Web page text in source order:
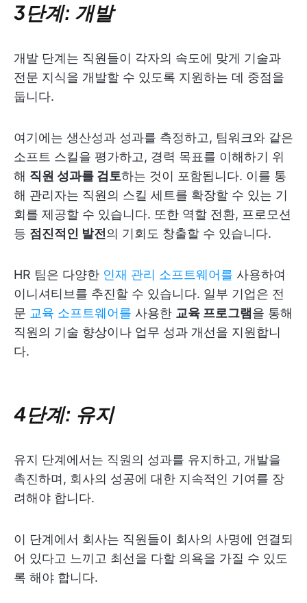
3단계: 개발
개발 단계는 직원들이 각자의 속도에 맞게 기술과
전문 지식을 개발할 수 있도록 지원하는 데 중점을
둡니다.
여기에는 생산성과 성과를 측정하고, 팀워크와 같은
소프트 스킬을 평가하고, 경력 목표를 이해하기 위
해 직원 성과를 검토하는 것이 포함됩니다. 이를 통
해 관리자는 직원의 스킬 세트를 확장할 수 있는 기
회를 제공할 수 있습니다. 또한 역할 전환, 프로모션
등 점진적인 발전의 기회도 창출할 수 있습니다.
HR 팀은 다양한 인재 관리 소프트웨어를 사용하여
이니셔티브를 추진할 수 있습니다. 일부 기업은 전
문 교육 소프트웨어를 사용한 교육 프로그램을 통해
직원의 기술 향상이나 업무 성과 개선을 지원합니
다.
4단계: 유지
유지 단계에서는 직원의 성과를 유지하고, 개발을
촉진하며, 회사의 성공에 대한 지속적인 기여를 장
려해야 합니다.
이 단계에서 회사는 직원들이 회사의 사명에 연결되
어 있다고 느끼고 최선을 다할 의욕을 가질 수 있도
록 해야 합니다.